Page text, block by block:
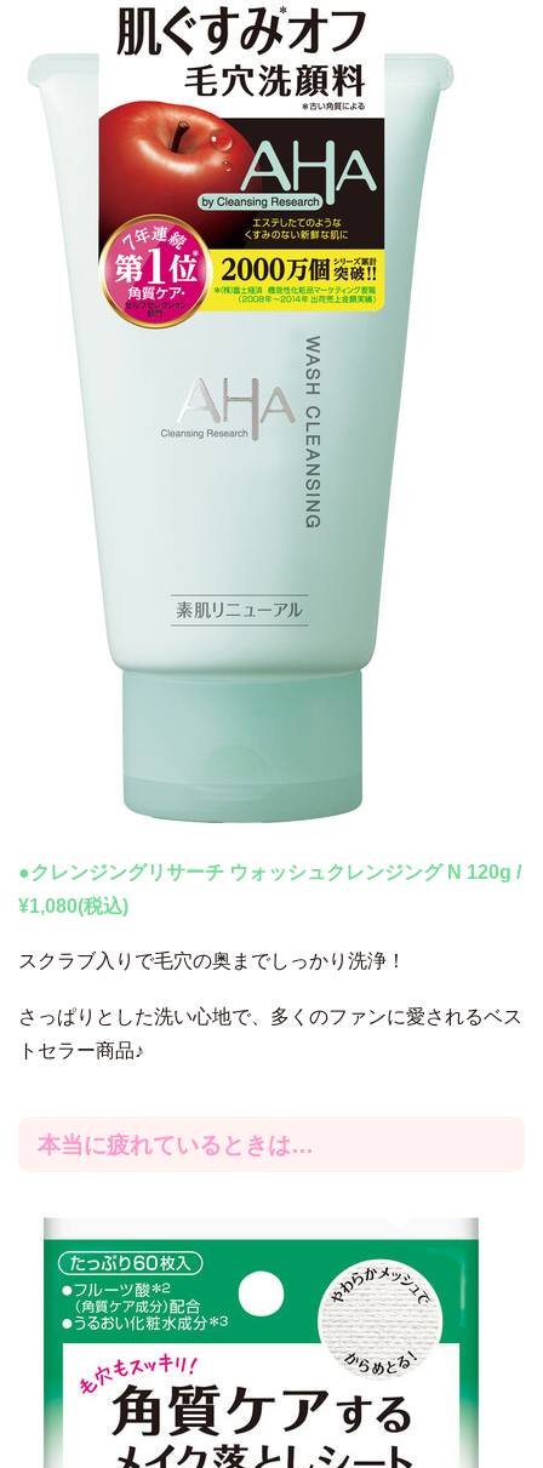
●クレンジングリサーチ ウォッシュクレンジング N 120g /
¥1,080(税込)
スクラブ入りで毛穴の奥までしっかり洗浄！
さっぱりとした洗い心地で、多くのファンに愛されるベス
トセラー商品♪
本当に疲れているときは…